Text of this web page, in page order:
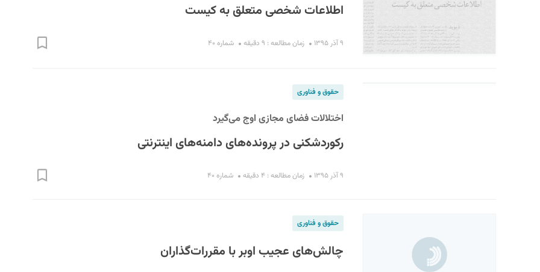
اطلاعات شخصی متعلق به کیست
۹ آذر ۱۳۹۵ زمان مطالعه : ۹ دقیقه شماره ۴۰
حقوق و فناوری
اختلالات فضای مجازی اوج می‌گیرد
رکورد‌شکنی در پرونده‌های دامنه‌های اینترنتی
۹ آذر ۱۳۹۵ زمان مطالعه : ۴ دقیقه شماره ۴۰
حقوق و فناوری
چالش‌های عجیب اوبر با مقررات‌گذاران